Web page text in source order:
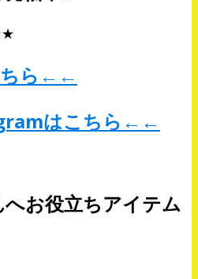
ら ←←
はこちら ←←
お役立ちアイテム